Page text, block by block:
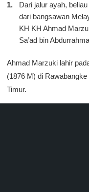
Dari jalur ayah,
dari bangsawan
KH KH Ahmad
Sa’ad bin
Ahmad Marzuki lahir
(1876 M) di
Timur.